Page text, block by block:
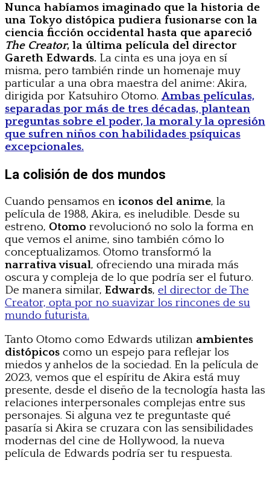
Nunca habíamos imaginado que la historia de
una Tokyo distópica pudiera fusionarse con la
ciencia ficción occidental hasta que apareció
The Creator, la última película del director
Gareth Edwards. La cinta es una joya en sí
misma, pero también rinde un homenaje muy
particular a una obra maestra del anime: Akira,
dirigida por Katsuhiro Otomo. Ambas películas,
separadas por más de tres décadas, plantean
preguntas sobre el poder, la moral y la opresión
que sufren niños con habilidades psíquicas
excepcionales.
La colisión de dos mundos
Cuando pensamos en iconos del anime, la
película de 1988, Akira, es ineludible. Desde su
estreno, Otomo revolucionó no solo la forma en
que vemos el anime, sino también cómo lo
conceptualizamos. Otomo transformó la
narrativa visual, ofreciendo una mirada más
oscura y compleja de lo que podría ser el futuro.
De manera similar, Edwards, el director de The
Creator, opta por no suavizar los rincones de su
mundo futurista.
Tanto Otomo como Edwards utilizan ambientes
distópicos como un espejo para reflejar los
miedos y anhelos de la sociedad. En la película de
2023, vemos que el espíritu de Akira está muy
presente, desde el diseño de la tecnología hasta las
relaciones interpersonales complejas entre sus
personajes. Si alguna vez te preguntaste qué
pasaría si Akira se cruzara con las sensibilidades
modernas del cine de Hollywood, la nueva
película de Edwards podría ser tu respuesta.